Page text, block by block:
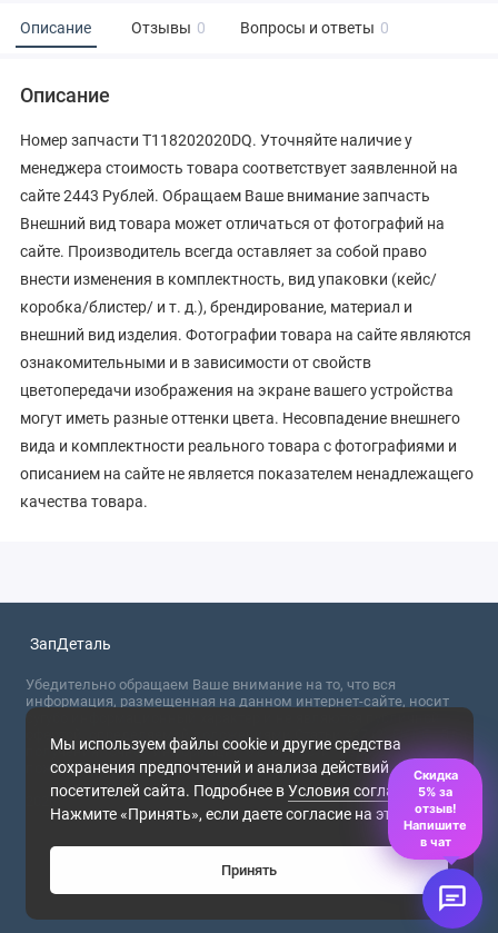
Описание Отзывы 0 Вопросы и ответы 0
Описание
Номер запчасти T118202020DQ. Уточняйте наличие у
менеджера стоимость товара соответствует заявленной на
сайте 2443 Рублей. Обращаем Ваше внимание запчасть
Внешний вид товара может отличаться от фотографий на
сайте. Производитель всегда оставляет за собой право
внести изменения в комплектность, вид упаковки (кейс/
коробка/блистер/ и т. д.), брендирование, материал и
внешний вид изделия. Фотографии товара на сайте являются
ознакомительными и в зависимости от свойств
цветопередачи изображения на экране вашего устройства
могут иметь разные оттенки цвета. Несовпадение внешнего
вида и комплектности реального товара с фотографиями и
описанием на сайте не является показателем ненадлежащего
качества товара.
Мы используем файлы cookie и другие средства
сохранения предпочтений и анализа действий
посетителей сайта. Подробнее вУсловия соглашения.
Нажмите «Принять», если даете согласие на это.
Принять
ЗапДеталь
Убедительно обращаем Ваше внимание на то, что вся
информация, размещенная на данном интернет-сайте, носит
сугубо информационный характер и не являются публичной
офертой, определяемой положениями Статьи 437 (2) ГК РФ. Для
получения точной информации о стоимости товаров,
пожалуйста, обращайтесь в ближайший офис продаж.
2026
Скидка
5% за
отзыв!
Напишите
в чат